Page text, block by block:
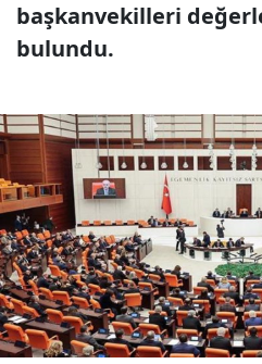
başkanvekilleri
bulundu.